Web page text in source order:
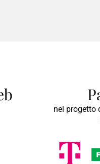
nel progetto